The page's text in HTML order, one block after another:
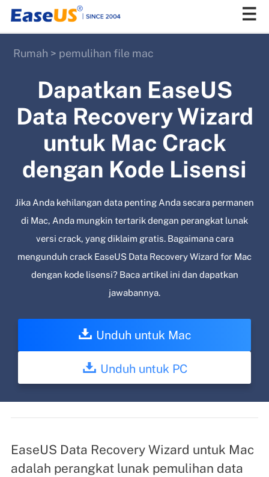
Rumah > pemulihan file mac
Dapatkan EaseUS
Data Recovery Wizard
untuk Mac Crack
dengan Kode Lisensi
Jika Anda kehilangan data penting Anda secara permanen
di Mac, Anda mungkin tertarik dengan perangkat lunak
versi crack, yang diklaim gratis. Bagaimana cara
mengunduh crack EaseUS Data Recovery Wizard for Mac
dengan kode lisensi? Baca artikel ini dan dapatkan
jawabannya.
Unduh untuk Mac
Unduh untuk PC
EaseUS Data Recovery Wizard untuk Mac
adalah perangkat lunak pemulihan data